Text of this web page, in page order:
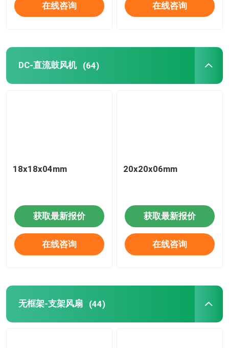
在线咨询 在线咨询
DC-直流鼓风机 (64)
18x18x04mm
获取最新报价
在线咨询
20x20x06mm
获取最新报价
在线咨询
无框架-支架风扇 (44)